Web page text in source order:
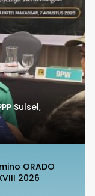
Sulsel,
ORADO
2026